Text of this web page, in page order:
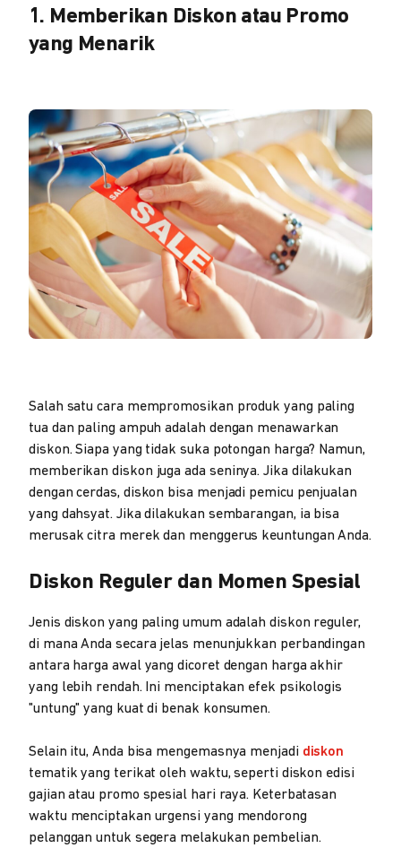
1. Memberikan Diskon atau Promo
yang Menarik
Salah satu cara mempromosikan produk yang paling
tua dan paling ampuh adalah dengan menawarkan
diskon. Siapa yang tidak suka potongan harga? Namun,
memberikan diskon juga ada seninya. Jika dilakukan
dengan cerdas, diskon bisa menjadi pemicu penjualan
yang dahsyat. Jika dilakukan sembarangan, ia bisa
merusak citra merek dan menggerus keuntungan Anda.
Diskon Reguler dan Momen Spesial
Jenis diskon yang paling umum adalah diskon reguler,
di mana Anda secara jelas menunjukkan perbandingan
antara harga awal yang dicoret dengan harga akhir
yang lebih rendah. Ini menciptakan efek psikologis
"untung" yang kuat di benak konsumen.
Selain itu, Anda bisa mengemasnya menjadi diskon
tematik yang terikat oleh waktu, seperti diskon edisi
gajian atau promo spesial hari raya. Keterbatasan
waktu menciptakan urgensi yang mendorong
pelanggan untuk segera melakukan pembelian.